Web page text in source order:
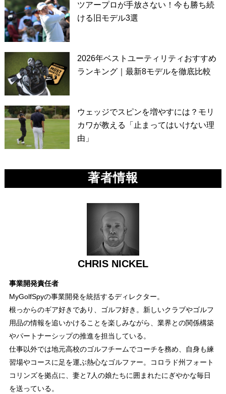
ツアープロが手放さない！今も勝ち続
ける旧モデル3選
2026年ベストユーティリティおすすめ
ランキング｜最新8モデルを徹底比較
ウェッジでスピンを増やすには？モリ
カワが教える「止まってはいけない理
由」
著者情報
CHRIS NICKEL
事業開発責任者
MyGolfSpyの事業開発を統括するディレクター。
根っからのギア好きであり、ゴルフ好き。新しいクラブやゴルフ
用品の情報を追いかけることを楽しみながら、業界との関係構築
やパートナーシップの推進を担当している。
仕事以外では地元高校のゴルフチームでコーチを務め、自身も練
習場やコースに足を運ぶ熱心なゴルファー。コロラド州フォート
コリンズを拠点に、妻と7人の娘たちに囲まれたにぎやかな毎日
を送っている。